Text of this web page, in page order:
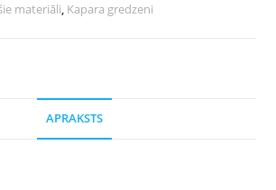
materiāli, Kapara gredzeni
APRAKSTS